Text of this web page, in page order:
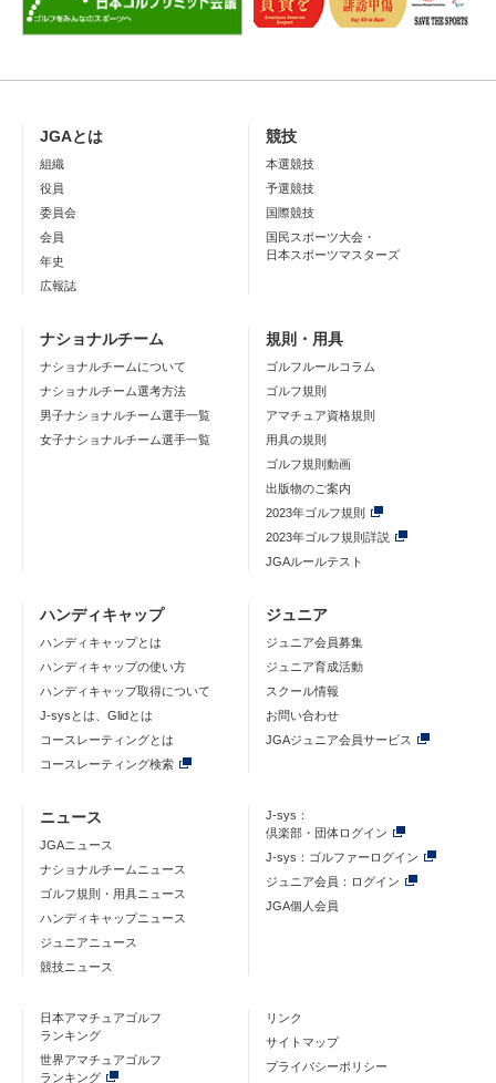
JGAとは
組織
役員
委員会
会員
年史
広報誌
競技
本選競技
予選競技
国際競技
国民スポーツ大会・
日本スポーツマスターズ
ナショナルチーム
ナショナルチームについて
ナショナルチーム選考方法
男子ナショナルチーム選手一覧
女子ナショナルチーム選手一覧
規則・用具
ゴルフルールコラム
ゴルフ規則
アマチュア資格規則
用具の規則
ゴルフ規則動画
出版物のご案内
2023年ゴルフ規則
2023年ゴルフ規則詳説
JGAルールテスト
ハンディキャップ
ハンディキャップとは
ハンディキャップの使い方
ハンディキャップ取得について
J-sysとは、Glidとは
コースレーティングとは
コースレーティング検索
ジュニア
ジュニア会員募集
ジュニア育成活動
スクール情報
お問い合わせ
JGAジュニア会員サービス
ニュース
JGAニュース
ナショナルチームニュース
ゴルフ規則・用具ニュース
ハンディキャップニュース
ジュニアニュース
競技ニュース
J-sys：
倶楽部・団体ログイン
J-sys：ゴルファーログイン
ジュニア会員：ログイン
JGA個人会員
日本アマチュアゴルフ
ランキング
世界アマチュアゴルフ
ランキング
リンク
サイトマップ
プライバシーポリシー